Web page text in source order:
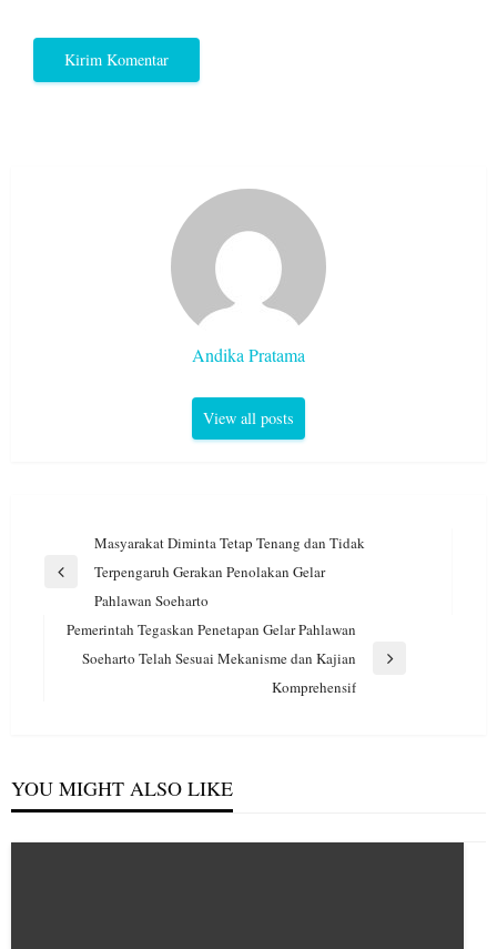
Andika Pratama
View all posts
Navigasi
pos
Masyarakat Diminta Tetap Tenang dan Tidak
Terpengaruh Gerakan Penolakan Gelar
Pahlawan Soeharto
Pemerintah Tegaskan Penetapan Gelar Pahlawan
Soeharto Telah Sesuai Mekanisme dan Kajian
Komprehensif
YOU MIGHT ALSO LIKE